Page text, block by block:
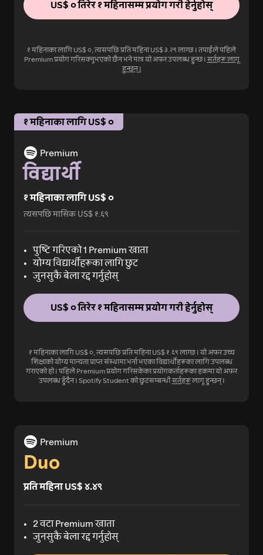
US$ ० तिरेर १ महिनासम्म प्रयोग गरी हेर्नुहोस्
१ महिनाका लागि US$ ०, त्यसपछि प्रति महिना US$ ३.२९ लाग्छ। तपाईंले पहिले
Premium प्रयोग गरिसक्नुभएको छैन भने मात्र यो अफर उपलब्ध हुन्छ।सर्तहरू लागू
हुन्छन्।
१ महिनाका लागि US$ ०
Premium
विद्यार्थी
१ महिनाका लागि US$ ०
त्यसपछि मासिक US$ १.६९
पुष्टि गरिएको 1 Premium खाता
योग्य विद्यार्थीहरूका लागि छुट
जुनसुकै बेला रद्द गर्नुहोस्
US$ ० तिरेर १ महिनासम्म प्रयोग गरी हेर्नुहोस्
१ महिनाका लागि US$ ०, त्यसपछि प्रति महिना US$ १.६९ लाग्छ। यो अफर उच्च
शिक्षाको योग्य मान्यता प्राप्त संस्थामा भर्ना भएका विद्यार्थीहरूका लागि उपलब्ध
गराएको हो। पहिले Premium प्रयोग गरिसकेका प्रयोगकर्ताहरूका हकमा यो अफर
उपलब्ध हुँदैन। Spotify Student को छुटसम्बन्धीसर्तहरूलागू हुन्छन्।
Premium
Duo
प्रति महिना US$ ४.४९
2 वटा Premium खाता
जुनसुकै बेला रद्द गर्नुहोस्